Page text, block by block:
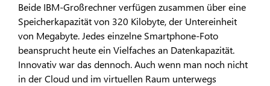
Beide IBM-Großrechner verfügen zusammen über eine
Speicherkapazität von 320 Kilobyte, der Untereinheit
von Megabyte. Jedes einzelne Smartphone-Foto
beansprucht heute ein Vielfaches an Datenkapazität.
Innovativ war das dennoch. Auch wenn man noch nicht
in der Cloud und im virtuellen Raum unterwegs